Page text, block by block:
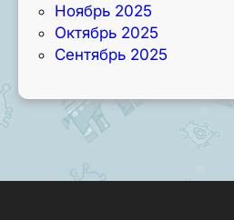
Ноябрь 2025
Октябрь 2025
Сентябрь 2025